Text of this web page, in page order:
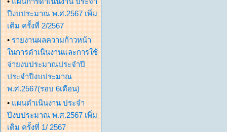
ปีงบประมาณ พ.ศ.2567 เพิ่ม
เติม ครั้งที่ 2/2567
• รายงานผลความก้าวหน้า
ในการดำเนินงานและการใช้
จ่ายงบประมาณประจำปี
ประจำปีงบประมาณ
พ.ศ.2567(รอบ 6เดือน)
• แผนดำเนินงาน ประจำ
ปีงบประมาณ พ.ศ.2567 เพิ่ม
เติม ครั้งที่ 1/ 2567